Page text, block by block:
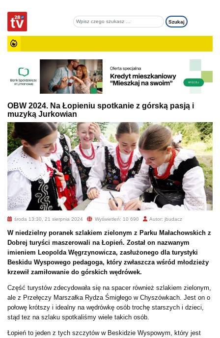
OBW 2024. Na Łopieniu spotkanie z górską pasją i
muzyką Jurkowian
środa 13:30, 21 sierpnia 2024 Wyświetleń: 10 690 Autor: jbudacz
W niedzielny poranek szlakiem zielonym z Parku Małachowskich z
Dobrej turyści maszerowali na Łopień. Został on nazwanym
imieniem Leopolda Węgrzynowicza, zasłużonego dla turystyki
Beskidu Wyspowego pedagoga, który zwłaszcza wśród młodzieży
krzewił zamiłowanie do górskich wędrówek.
Część turystów zdecydowała się na spacer również szlakiem zielonym,
ale z Przełęczy Marszałka Rydza Śmigłego w Chyszówkach. Jest on o
połowę krótszy i idealny na wędrówkę osób trochę starszych i dzieci,
stąd tez na szlaku spotkaliśmy wiele takich osób.
Łopień to jeden z tych szczytów w Beskidzie Wyspowym, który jest